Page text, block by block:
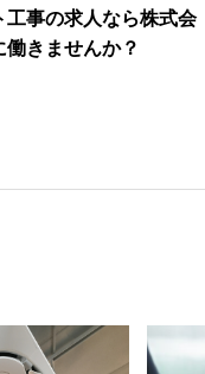
工事の求人なら株式会
きませんか？